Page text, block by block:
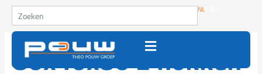
Ga naar de inhoud
Zoeken NL
80x40x80 2 nokken